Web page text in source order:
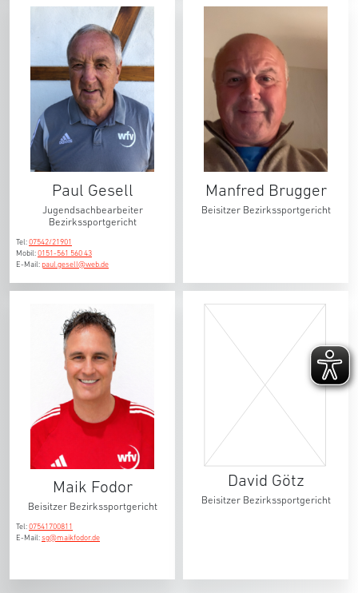
Paul Gesell
Jugendsachbearbeiter
Bezirkssportgericht
Tel:07542/21901
Mobil:0151-561 560 43
E-Mail: paul.gesell@web.de
Manfred Brugger
Beisitzer Bezirkssportgericht
Maik Fodor
Beisitzer Bezirkssportgericht
Tel:07541700811
E-Mail:sg@maikfodor.de
David Götz
Beisitzer Bezirkssportgericht